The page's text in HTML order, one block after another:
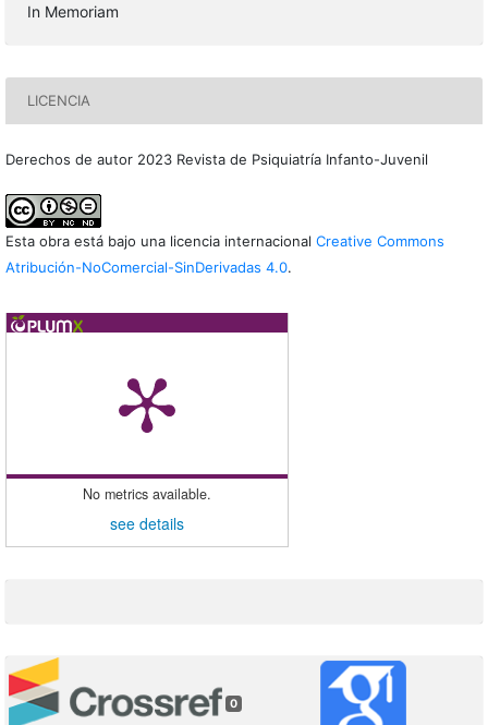
In Memoriam
LICENCIA
Derechos de autor 2023 Revista de Psiquiatría Infanto-Juvenil
Esta obra está bajo una licencia internacional Creative Commons
Atribución-NoComercial-SinDerivadas 4.0.
No metrics available.
see details
0